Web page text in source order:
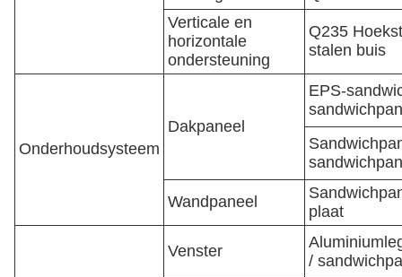
Verticale en
horizontale
ondersteuning
Q235
stalen buis
Onderhoudsysteem
Dakpaneel
EPS-
Wandpaneel
plaat
Venster
/